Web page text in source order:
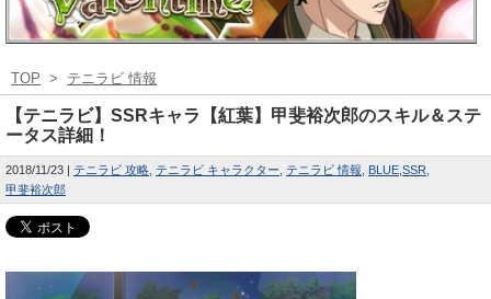
TOP > テニラビ 情報
【テニラビ】SSRキャラ【紅葉】甲斐裕次郎のスキル＆ステ
ータス詳細！
2018/11/23 テニラビ 攻略 テニラビ キャラクター テニラビ 情報 BLUE SSR
甲斐裕次郎